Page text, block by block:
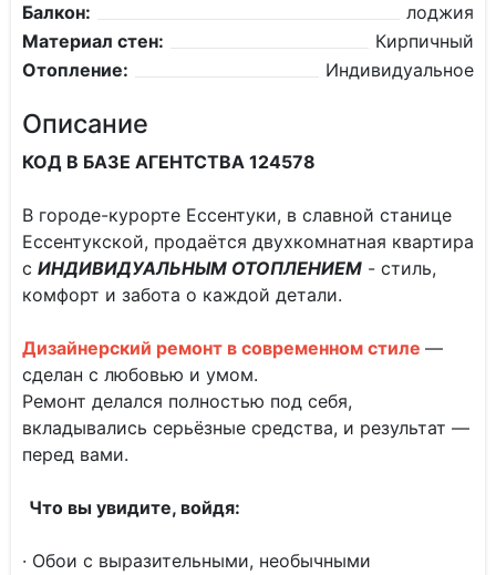
Балкон:
лоджия
Материал стен:
Кирпичный
Отопление:
Индивидуальное
Описание
КОД В БАЗЕ АГЕНТСТВА 124578
В городе-курорте Ессентуки, в славной станице
Ессентукской, продаётся двухкомнатная квартира
с ИНДИВИДУАЛЬНЫМ ОТОПЛЕНИЕМ - стиль,
комфорт и забота о каждой детали.
Дизайнерский ремонт в современном стиле —
сделан с любовью и умом.
Ремонт делался полностью под себя,
вкладывались серьёзные средства, и результат —
перед вами.
Что вы увидите, войдя:
· Обои с выразительными, необычными